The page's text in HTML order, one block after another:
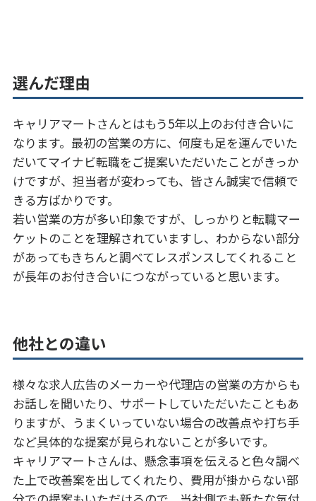
選んだ理由
キャリアマートさんとはもう5年以上のお付き合いに
なります。最初の営業の方に、何度も足を運んでいた
だいてマイナビ転職をご提案いただいたことがきっか
けですが、担当者が変わっても、皆さん誠実で信頼で
きる方ばかりです。
若い営業の方が多い印象ですが、しっかりと転職マー
ケットのことを理解されていますし、わからない部分
があってもきちんと調べてレスポンスしてくれること
が長年のお付き合いにつながっていると思います。
他社との違い
様々な求人広告のメーカーや代理店の営業の方からも
お話しを聞いたり、サポートしていただいたこともあ
りますが、うまくいっていない場合の改善点や打ち手
など具体的な提案が見られないことが多いです。
キャリアマートさんは、懸念事項を伝えると色々調べ
た上で改善案を出してくれたり、費用が掛からない部